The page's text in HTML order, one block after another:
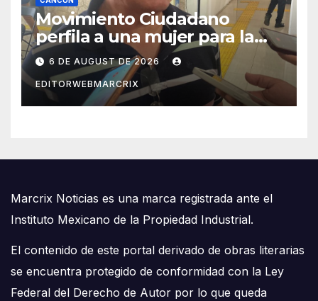
Movimiento Ciudadano
perfila a una mujer para la
candidatura en Cancún
6 DE AUGUST DE 2026
EDITORWEBMARCRIX
Marcrix Noticias es una marca registrada ante el
Instituto Mexicano de la Propiedad Industrial.
El contenido de este portal derivado de obras literarias
se encuentra protegido de conformidad con la Ley
Federal del Derecho de Autor por lo que queda